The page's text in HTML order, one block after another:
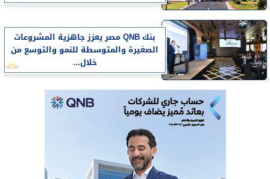
بنك QNB مصر يعزز جاهزية المشروعات
الصغيرة والمتوسطة للنمو والتوسع من
خلال...